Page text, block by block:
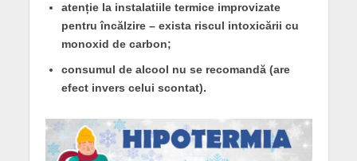
atenție la instalatiile termice improvizate
pentru încălzire – exista riscul intoxicării cu
monoxid de carbon;
consumul de alcool nu se recomandă (are
efect invers celui scontat).